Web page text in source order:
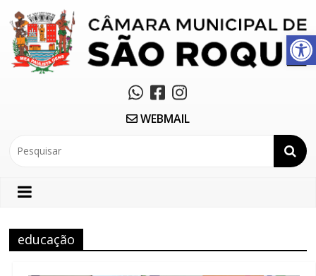
Abrir a barra de ferramentas
WEBMAIL
educação